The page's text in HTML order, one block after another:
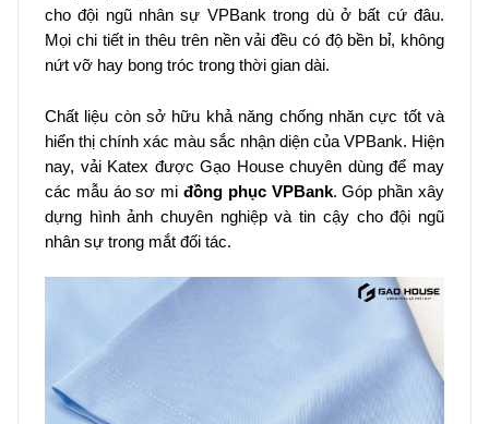
cho đội ngũ nhân sự VPBank trong dù ở bất cứ đâu.
Mọi chi tiết in thêu trên nền vải đều có độ bền bỉ, không
nứt vỡ hay bong tróc trong thời gian dài.
Chất liệu còn sở hữu khả năng chống nhăn cực tốt và
hiển thị chính xác màu sắc nhận diện của VPBank. Hiện
nay, vải Katex được Gạo House chuyên dùng để may
các mẫu áo sơ mi đồng phục VPBank. Góp phần xây
dựng hình ảnh chuyên nghiệp và tin cậy cho đội ngũ
nhân sự trong mắt đối tác.